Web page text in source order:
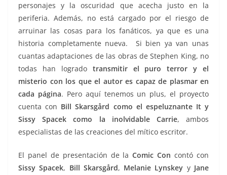
personajes y la oscuridad que acecha justo en la
periferia. Además, no está cargado por el riesgo de
arruinar las cosas para los fanáticos, ya que es una
historia completamente nueva. Si bien ya van unas
cuantas adaptaciones de las obras de Stephen King, no
todas han logrado transmitir el puro terror y el
misterio con los que el autor es capaz de plasmar en
cada página. Pero aquí tenemos un plus, el proyecto
cuenta con Bill Skarsgård como el espeluznante It y
Sissy Spacek como la inolvidable Carrie, ambos
especialistas de las creaciones del mítico escritor.
El panel de presentación de laComic Con contó con
Sissy Spacek, Bill Skarsgård, Melanie Lynskey y Jane